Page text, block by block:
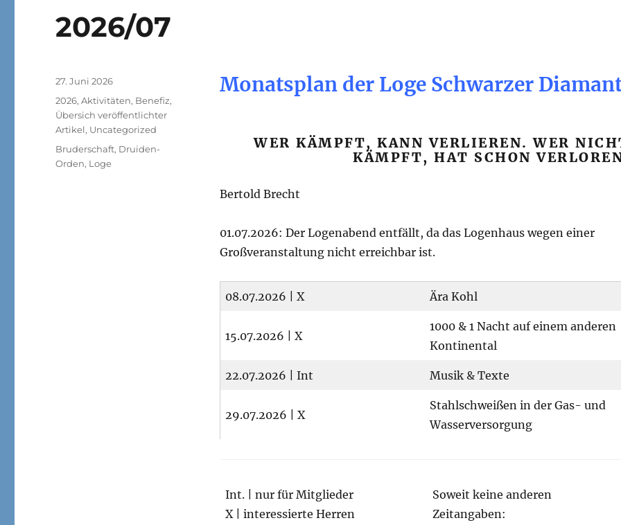
2026/07
Monatsplan der Loge Schwarzer
WER KÄMPFT, KANN VERLIEREN. WER
KÄMPFT, HAT SCHON
Bertold Brecht
01.07.2026: Der Logenabend entfällt, da das Logenhaus wegen einer
Großveranstaltung nicht erreichbar ist.
08.07.2026 | X Ära Kohl
15.07.2026 | X
1000 & 1 Nacht auf einem anderen
Kontinental
22.07.2026 | Int Musik & Texte
29.07.2026 | X
Stahlschweißen in der Gas- und
Wasserversorgung
Int. | nur für Mitglieder
X | interessierte Herren
Soweit keine anderen
Zeitangaben:
Veröffentlicht
27. Juni 2026
Kategorien
2026,Aktivitäten, Benefiz,
Übersich veröffentlichter
Artikel, Uncategorized
Schlagwörter
Bruderschaft, Druiden-
Orden, Loge